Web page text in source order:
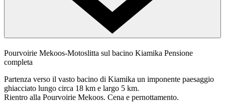
Pourvoirie Mekoos-Motoslitta sul bacino Kiamika Pensione
completa
Partenza verso il vasto bacino di Kiamika un imponente paesaggio
ghiacciato lungo circa 18 km e largo 5 km.
Rientro alla Pourvoirie Mekoos. Cena e pernottamento.